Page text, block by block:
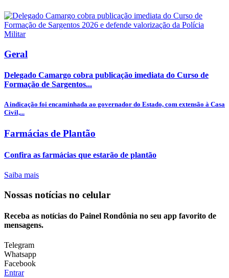
Geral
Delegado Camargo cobra publicação imediata do Curso de
Formação de Sargentos...
A indicação foi encaminhada ao governador do Estado, com extensão à Casa
Civil,...
Farmácias de Plantão
Confira as farmácias que estarão de plantão
Saiba mais
Nossas notícias no celular
Receba as notícias do Painel Rondônia no seu app favorito de
mensagens.
Telegram
Whatsapp
Facebook
Entrar